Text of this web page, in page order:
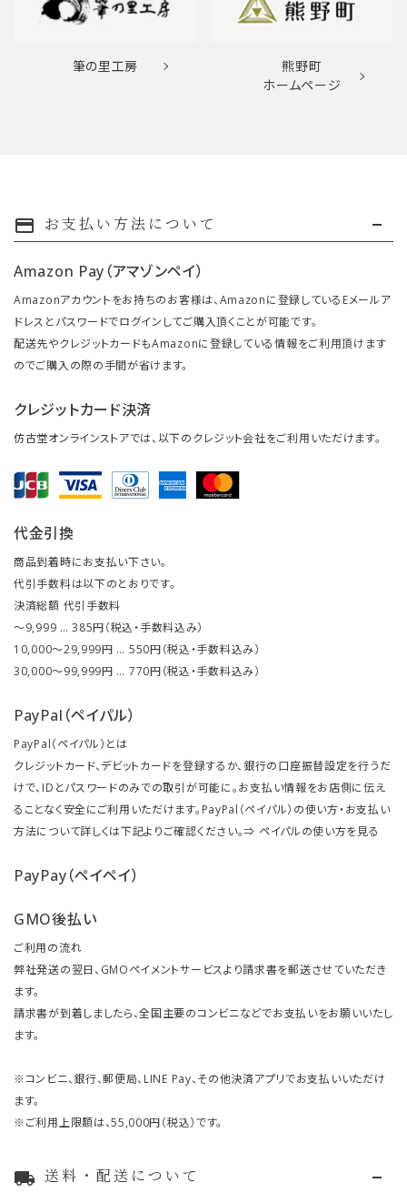
筆の里工房
熊野町
ホームページ
payment お支払い方法について
Amazon Pay（アマゾンペイ）
Amazonアカウントをお持ちのお客様は、Amazonに登録しているEメールア
ドレスとパスワードでログインしてご購入頂くことが可能です。
配送先やクレジットカードもAmazonに登録している情報をご利用頂けます
のでご購入の際の手間が省けます。
クレジットカード決済
仿古堂オンラインストアでは、以下のクレジット会社をご利用いただけます。
代金引換
商品到着時にお支払い下さい。
代引手数料は以下のとおりです。
決済総額 代引手数料
～9,999 … 385円（税込・手数料込み）
10,000～29,999円 … 550円（税込・手数料込み）
30,000～99,999円 … 770円（税込・手数料込み）
PayPal（ペイパル）
PayPal（ペイパル）とは
クレジットカード、デビットカードを登録するか、銀行の口座振替設定を行うだ
けで、IDとパスワードのみでの取引が可能に。お支払い情報をお店側に伝え
ることなく安全にご利用いただけます。PayPal（ペイパル）の使い方・お支払い
方法について詳しくは下記よりご確認ください。⇒ ペイパルの使い方を見る
PayPay（ペイペイ）
GMO後払い
ご利用の流れ
弊社発送の翌日、GMOペイメントサービスより請求書を郵送させていただき
ます。
請求書が到着しましたら、全国主要のコンビニなどでお支払いをお願いいたし
ます。
※コンビニ、銀行、郵便局、LINE Pay、その他決済アプリでお支払いいただけ
ます。
※ご利用上限額は、55,000円（税込）です。
local_shipping 送料・配送について